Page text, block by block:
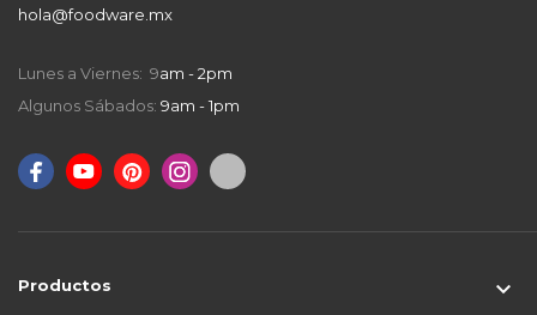
hola@foodware.mx
Lunes a Viernes: 9am - 2pm
Algunos Sábados: 9am - 1pm
Productos 